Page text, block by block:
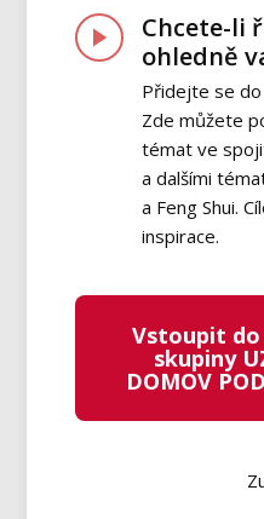
Chcete-li
ohledně
Přidejte se do
Zde můžete
témat ve
a dalšími
a Feng Shui.
inspirace.
Vstoupit do
skupiny
DOMOV